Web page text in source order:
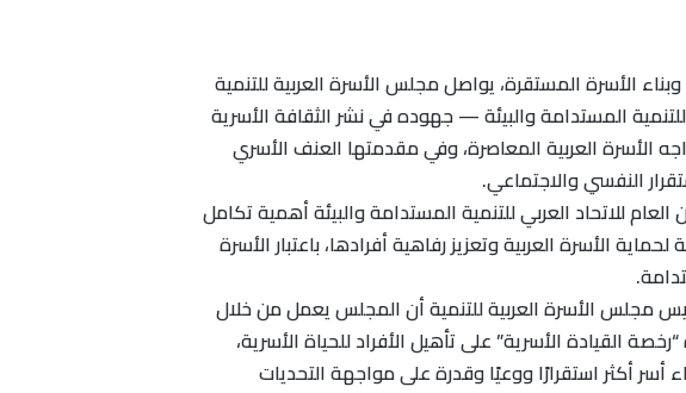
الأسرة المستقرة، يواصل مجلس الأسرة العربية للتنمية
المستدامة والبيئة — جهوده في نشر الثقافة الأسرية
الأسرة العربية المعاصرة، وفي مقدمتها العنف الأسري
النفسي والاجتماعي.
للاتحاد العربي للتنمية المستدامة والبيئة أهمية تكامل
الأسرة العربية وتعزيز رفاهية أفرادها، باعتبار الأسرة
مجلس الأسرة العربية للتنمية أن المجلس يعمل من خلال
القيادة الأسرية” على تأهيل الأفراد للحياة الأسرية،
أسر أكثر استقرارًا ووعيًا وقدرة على مواجهة التحديات